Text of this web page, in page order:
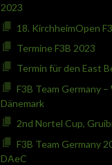
2023
18. KirchheimOpen
Termine F3B 2023
Termin für den East
F3B Team Germany –
Dänemark
2nd Nortel Cup,
F3B Team Germany
DAeC